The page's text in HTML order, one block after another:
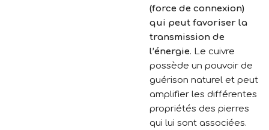
(force de connexion)
qui peut favoriser la
transmission de
l’énergie. Le cuivre
possède un pouvoir de
guérison naturel et peut
amplifier les différentes
propriétés des pierres
qui lui sont associées.